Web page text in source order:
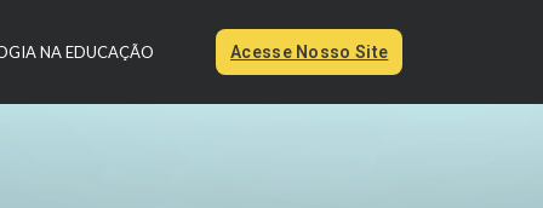
NA EDUCAÇÃO Acesse Nosso Site